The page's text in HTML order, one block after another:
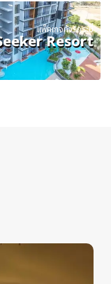
แพ็คเกจทัวร์กระบี่
Resort